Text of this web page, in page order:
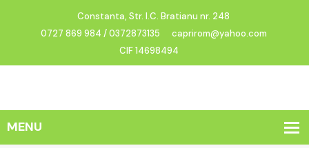
Constanta, Str. I.C. Bratianu nr. 248
0727 869 984 / 0372873135
caprirom@yahoo.com
CIF 14698494